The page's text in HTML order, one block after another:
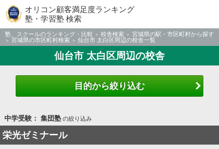
オリコン顧客満足度ランキング
塾・学習塾 検索
塾、スクールのランキング・比較 校舎検索
宮城県の駅・市区町村から探す
宮城県の市区町村検索
仙台市 太白区周辺の校舎一覧
仙台市 太白区周辺の校舎
目的から絞り込む
中学受験： 集団塾の絞り込み
栄光ゼミナール